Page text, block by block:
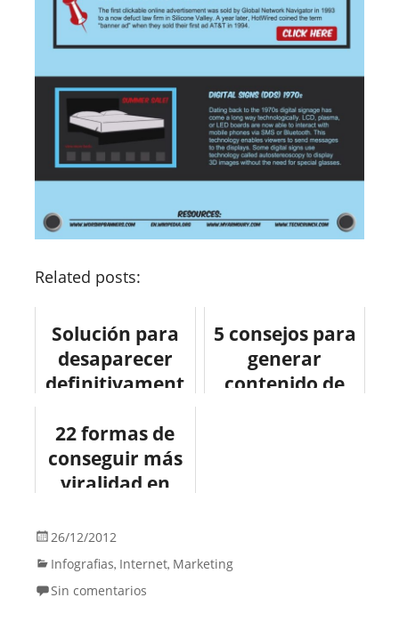
Related posts:
Solución para
desaparecer
definitivament
5 consejos para
generar
contenido de
22 formas de
conseguir más
viralidad en
#infografia
#socialmedia
26/12/2012
Infografias, Internet, Marketing
Sin comentarios